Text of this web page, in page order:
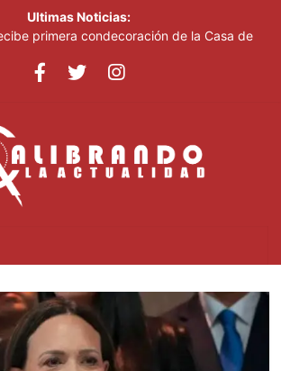
Ultimas Noticias:
primera condecoración de la Casa de
despide a Jorge Messi, padre del astro
decenas de miles de ciudadanos que
el PLD"
al Gobierno de presentar logros que no